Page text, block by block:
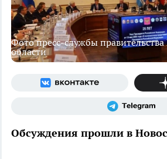
Фото пресс-службы
области
Обсуждения прошли в